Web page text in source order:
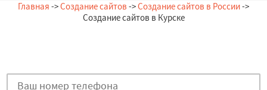
Главная ->Создание сайтов ->Создание сайтов в России->
Создание сайтов в Курске